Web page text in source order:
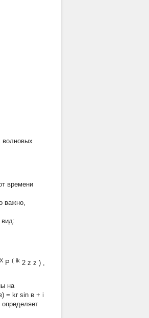
волновых
времени
важно,
P ( ik 2 z z ) ,
на
= kr sin в + i